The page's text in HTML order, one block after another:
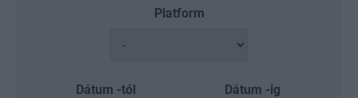
Platform
Dátum -tól Dátum -ig